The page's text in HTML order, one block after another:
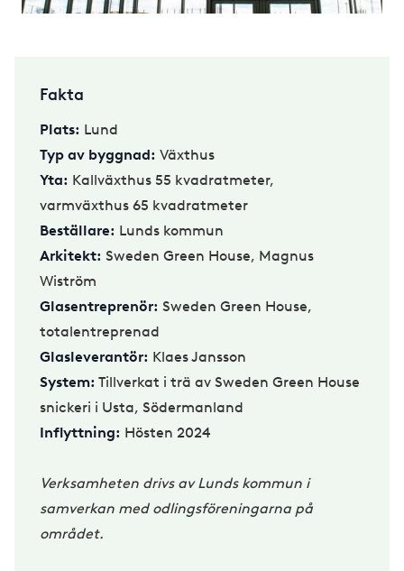
Fakta
Plats: Lund
Typ av byggnad: Växthus
Yta: Kallväxthus 55 kvadratmeter,
varmväxthus 65 kvadratmeter
Beställare: Lunds kommun
Arkitekt: Sweden Green House, Magnus
Wiström
Glasentreprenör: Sweden Green House,
totalentreprenad
Glasleverantör: Klaes Jansson
System: Tillverkat i trä av Sweden Green House
snickeri i Usta, Södermanland
Inflyttning: Hösten 2024
Verksamheten drivs av Lunds kommun i
samverkan med odlingsföreningarna på
området.